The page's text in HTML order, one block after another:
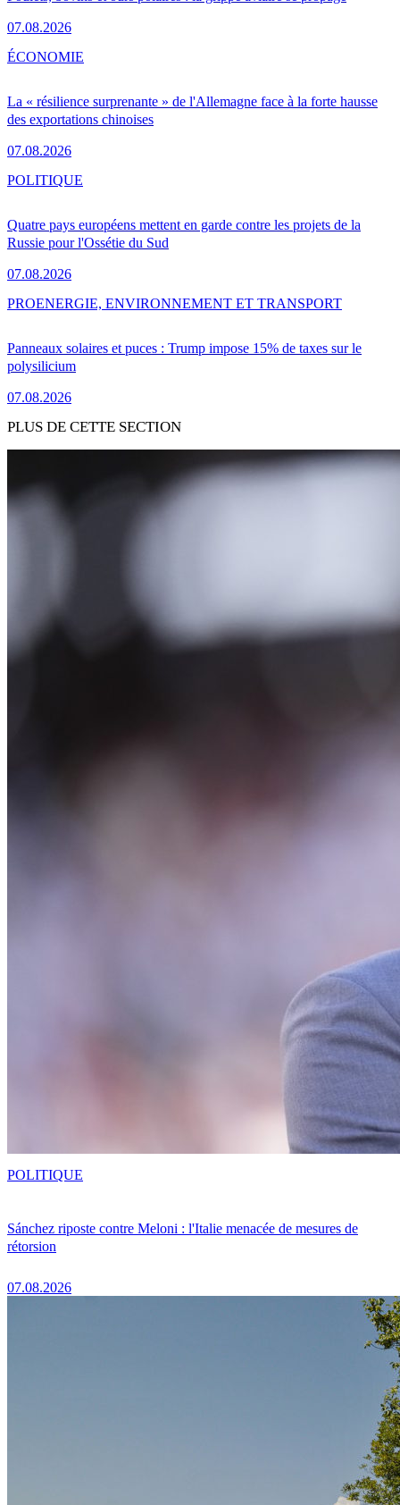
07.08.2026
La « résilience surprenante » de l'Allemagne face à la forte hausse
des exportations chinoises
07.08.2026
ÉCONOMIE
Quatre pays européens mettent en garde contre les projets de la
Russie pour l'Ossétie du Sud
07.08.2026
POLITIQUE
Panneaux solaires et puces : Trump impose 15% de taxes sur le
polysilicium
07.08.2026
PROENERGIE, ENVIRONNEMENT ET TRANSPORT
PLUS DE CETTE SECTION
Sánchez riposte contre Meloni : l'Italie menacée de mesures de
rétorsion
07.08.2026
POLITIQUE